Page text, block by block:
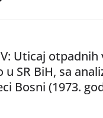
Uticaj otpadnih
SR BiH, sa
Bosni (1973.